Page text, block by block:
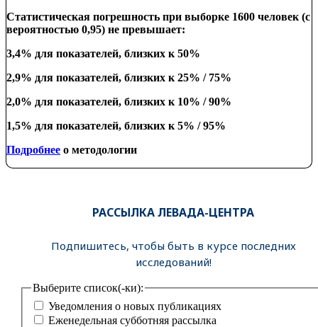
Статистическая погрешность при выборке 1600 человек (с
вероятностью 0,95) не превышает:
3,4% для показателей, близких к 50%
2,9% для показателей, близких к 25% / 75%
2,0% для показателей, близких к 10% / 90%
1,5% для показателей, близких к 5% / 95%
Подробнее о методологии
РАССЫЛКА ЛЕВАДА-ЦЕНТРА
Подпишитесь, чтобы быть в курсе последних
исследований!
Выберите список(-ки):
Уведомления о новых публикациях
Еженедельная субботняя рассылка